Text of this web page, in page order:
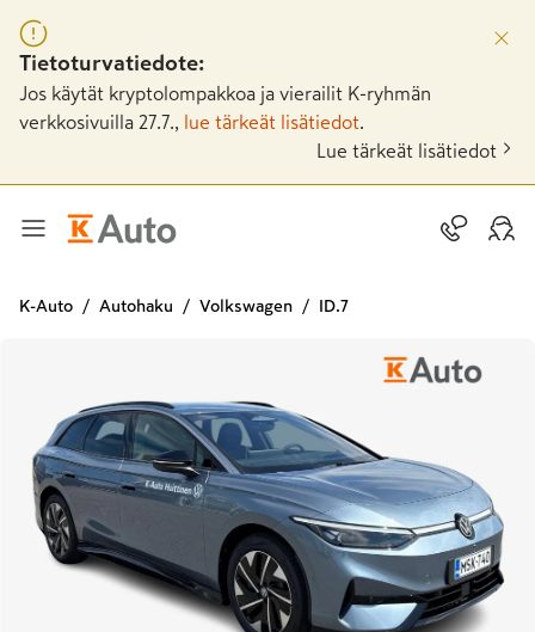
Tietoturvatiedote:
Jos käytät kryptolompakkoa ja vierailit K-ryhmän
verkkosivuilla 27.7.,
lue tärkeät lisätiedot
Lue tärkeät lisätiedot
K-Auto Autohaku Volkswagen ID.7